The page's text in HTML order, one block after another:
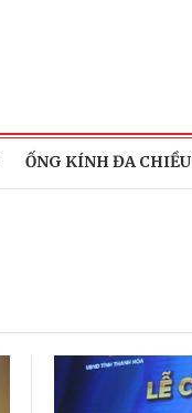
ỐNG KÍNH ĐA CHIỀU